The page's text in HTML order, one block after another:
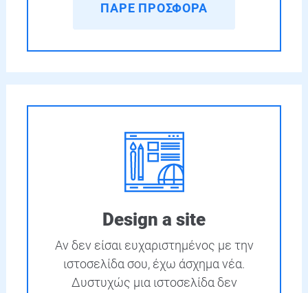
ΠΑΡΕ ΠΡΟΣΦΟΡΑ
Design a site
Αν δεν είσαι ευχαριστημένος με την
ιστοσελίδα σου, έχω άσχημα νέα.
Δυστυχώς μια ιστοσελίδα δεν